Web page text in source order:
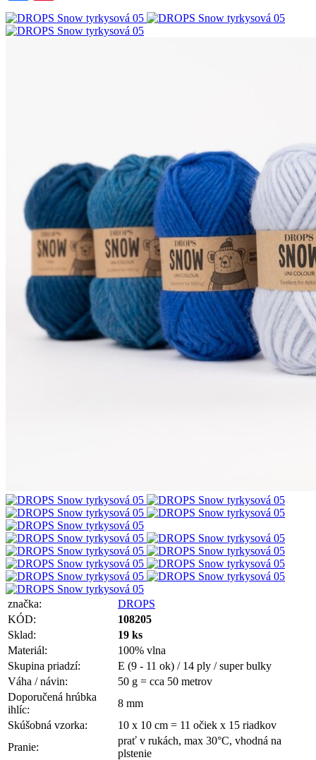
značka:
DROPS
KÓD:
108205
Sklad:
19 ks
Materiál:
100% vlna
Skupina priadzí:
E (9 - 11 ok) / 14 ply / super bulky
Váha / návin:
50 g = cca 50 metrov
Doporučená hrúbka
ihlíc:
8 mm
Skúšobná vzorka:
10 x 10 cm = 11 očiek x 15 riadkov
Pranie:
prať v rukách, max 30°C, vhodná na
plstenie